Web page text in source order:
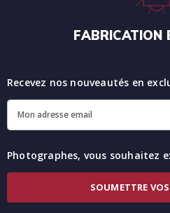
FABRICATION
Recevez nos nouveautés en
Photographes, vous souhaitez
SOUMETTRE